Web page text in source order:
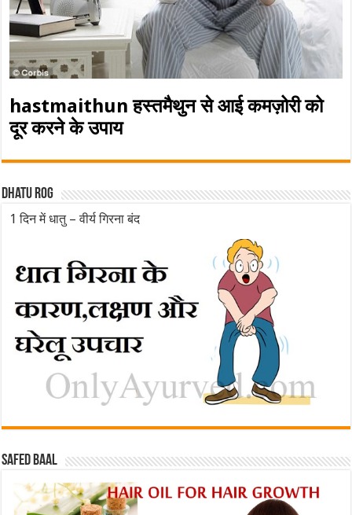
hastmaithun हस्तमैथुन से आई कमज़ोरी को
दूर करने के उपाय
Dhatu rog
1 दिन में धातु – वीर्य गिरना बंद
Safed baal